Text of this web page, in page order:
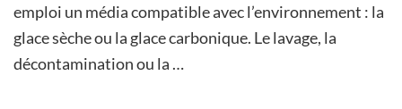
emploi un média compatible avec l’environnement : la
glace sèche ou la glace carbonique. Le lavage, la
décontamination ou la …